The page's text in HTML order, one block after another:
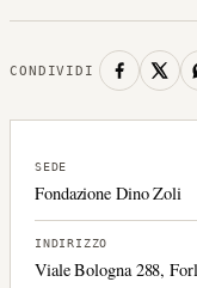
CONDIVIDI
SEDE
Fondazione Dino Zoli
INDIRIZZO
Viale Bologna 288,